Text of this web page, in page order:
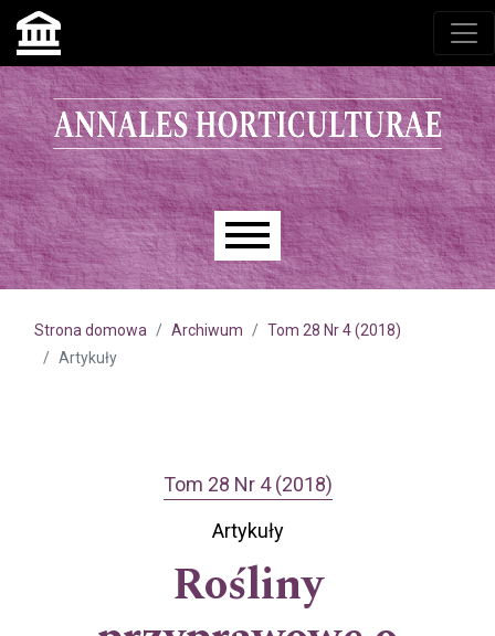
Przejdź do głównego menu
Przejdź do sekcji głównej
Przejdź do stopki
Main menu
Strona domowa Archiwum
Tom 28 Nr 4 (2018)
Artykuły
Tom 28 Nr 4 (2018)
Artykuły
Rośliny